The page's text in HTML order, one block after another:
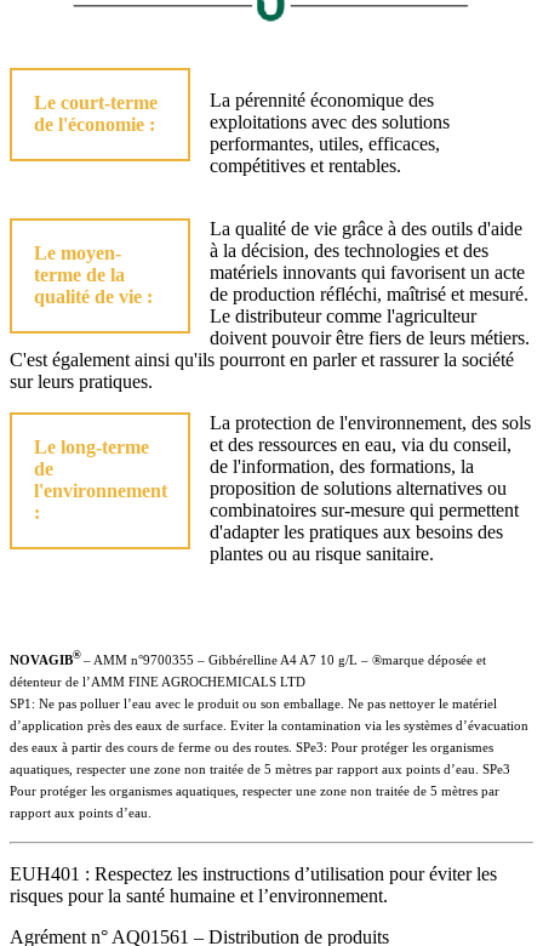
Le court-terme
de l'économie :
La pérennité économique des
exploitations avec des solutions
performantes, utiles, efficaces,
compétitives et rentables.
Le moyen-
terme de la
qualité de vie :
La qualité de vie grâce à des outils d'aide
à la décision, des technologies et des
matériels innovants qui favorisent un acte
de production réfléchi, maîtrisé et mesuré.
Le distributeur comme l'agriculteur
doivent pouvoir être fiers de leurs métiers.
C'est également ainsi qu'ils pourront en parler et rassurer la société
sur leurs pratiques.
Le long-terme
de
l'environnement
:
La protection de l'environnement, des sols
et des ressources en eau, via du conseil,
de l'information, des formations, la
proposition de solutions alternatives ou
combinatoires sur-mesure qui permettent
d'adapter les pratiques aux besoins des
plantes ou au risque sanitaire.
NOVAGIB® – AMM n°9700355 – Gibbérelline A4 A7 10 g/L – ®marque déposée et
détenteur de l’AMM FINE AGROCHEMICALS LTD
SP1: Ne pas polluer l’eau avec le produit ou son emballage. Ne pas nettoyer le matériel
d’application près des eaux de surface. Eviter la contamination via les systèmes d’évacuation
des eaux à partir des cours de ferme ou des routes. SPe3: Pour protéger les organismes
aquatiques, respecter une zone non traitée de 5 mètres par rapport aux points d’eau. SPe3
Pour protéger les organismes aquatiques, respecter une zone non traitée de 5 mètres par
rapport aux points d’eau.
EUH401 : Respectez les instructions d’utilisation pour éviter les
risques pour la santé humaine et l’environnement.
Agrément n° AQ01561 – Distribution de produits